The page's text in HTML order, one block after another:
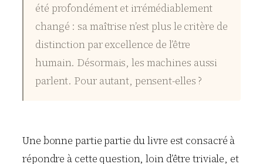
été profondément et irrémédiablement
changé : sa maîtrise n’est plus le critère de
distinction par excellence de l’être
humain. Désormais, les machines aussi
parlent. Pour autant, pensent-elles ?
Une bonne partie partie du livre est consacré à
répondre à cette question, loin d’être triviale, et